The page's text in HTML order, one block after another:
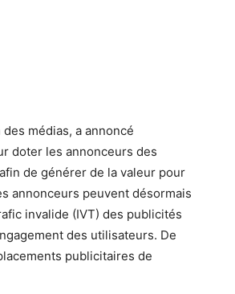
médias, a annoncé
doter les annonceurs des
de générer de la valeur pour
annonceurs peuvent désormais
invalide (IVT) des publicités
des utilisateurs. De
publicitaires de